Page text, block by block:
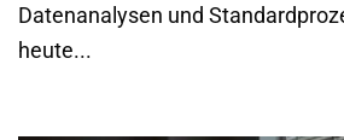
Datenanalysen und
heute...